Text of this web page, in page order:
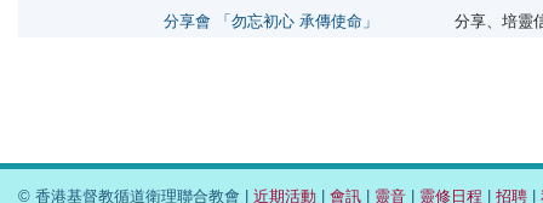
分享會 「勿忘初心 承傳使命」
分享、培靈
© 香港基督教循道衛理聯合教會 | 近期活動 | 會訊 | 靈音 | 靈修日程 | 招聘 |